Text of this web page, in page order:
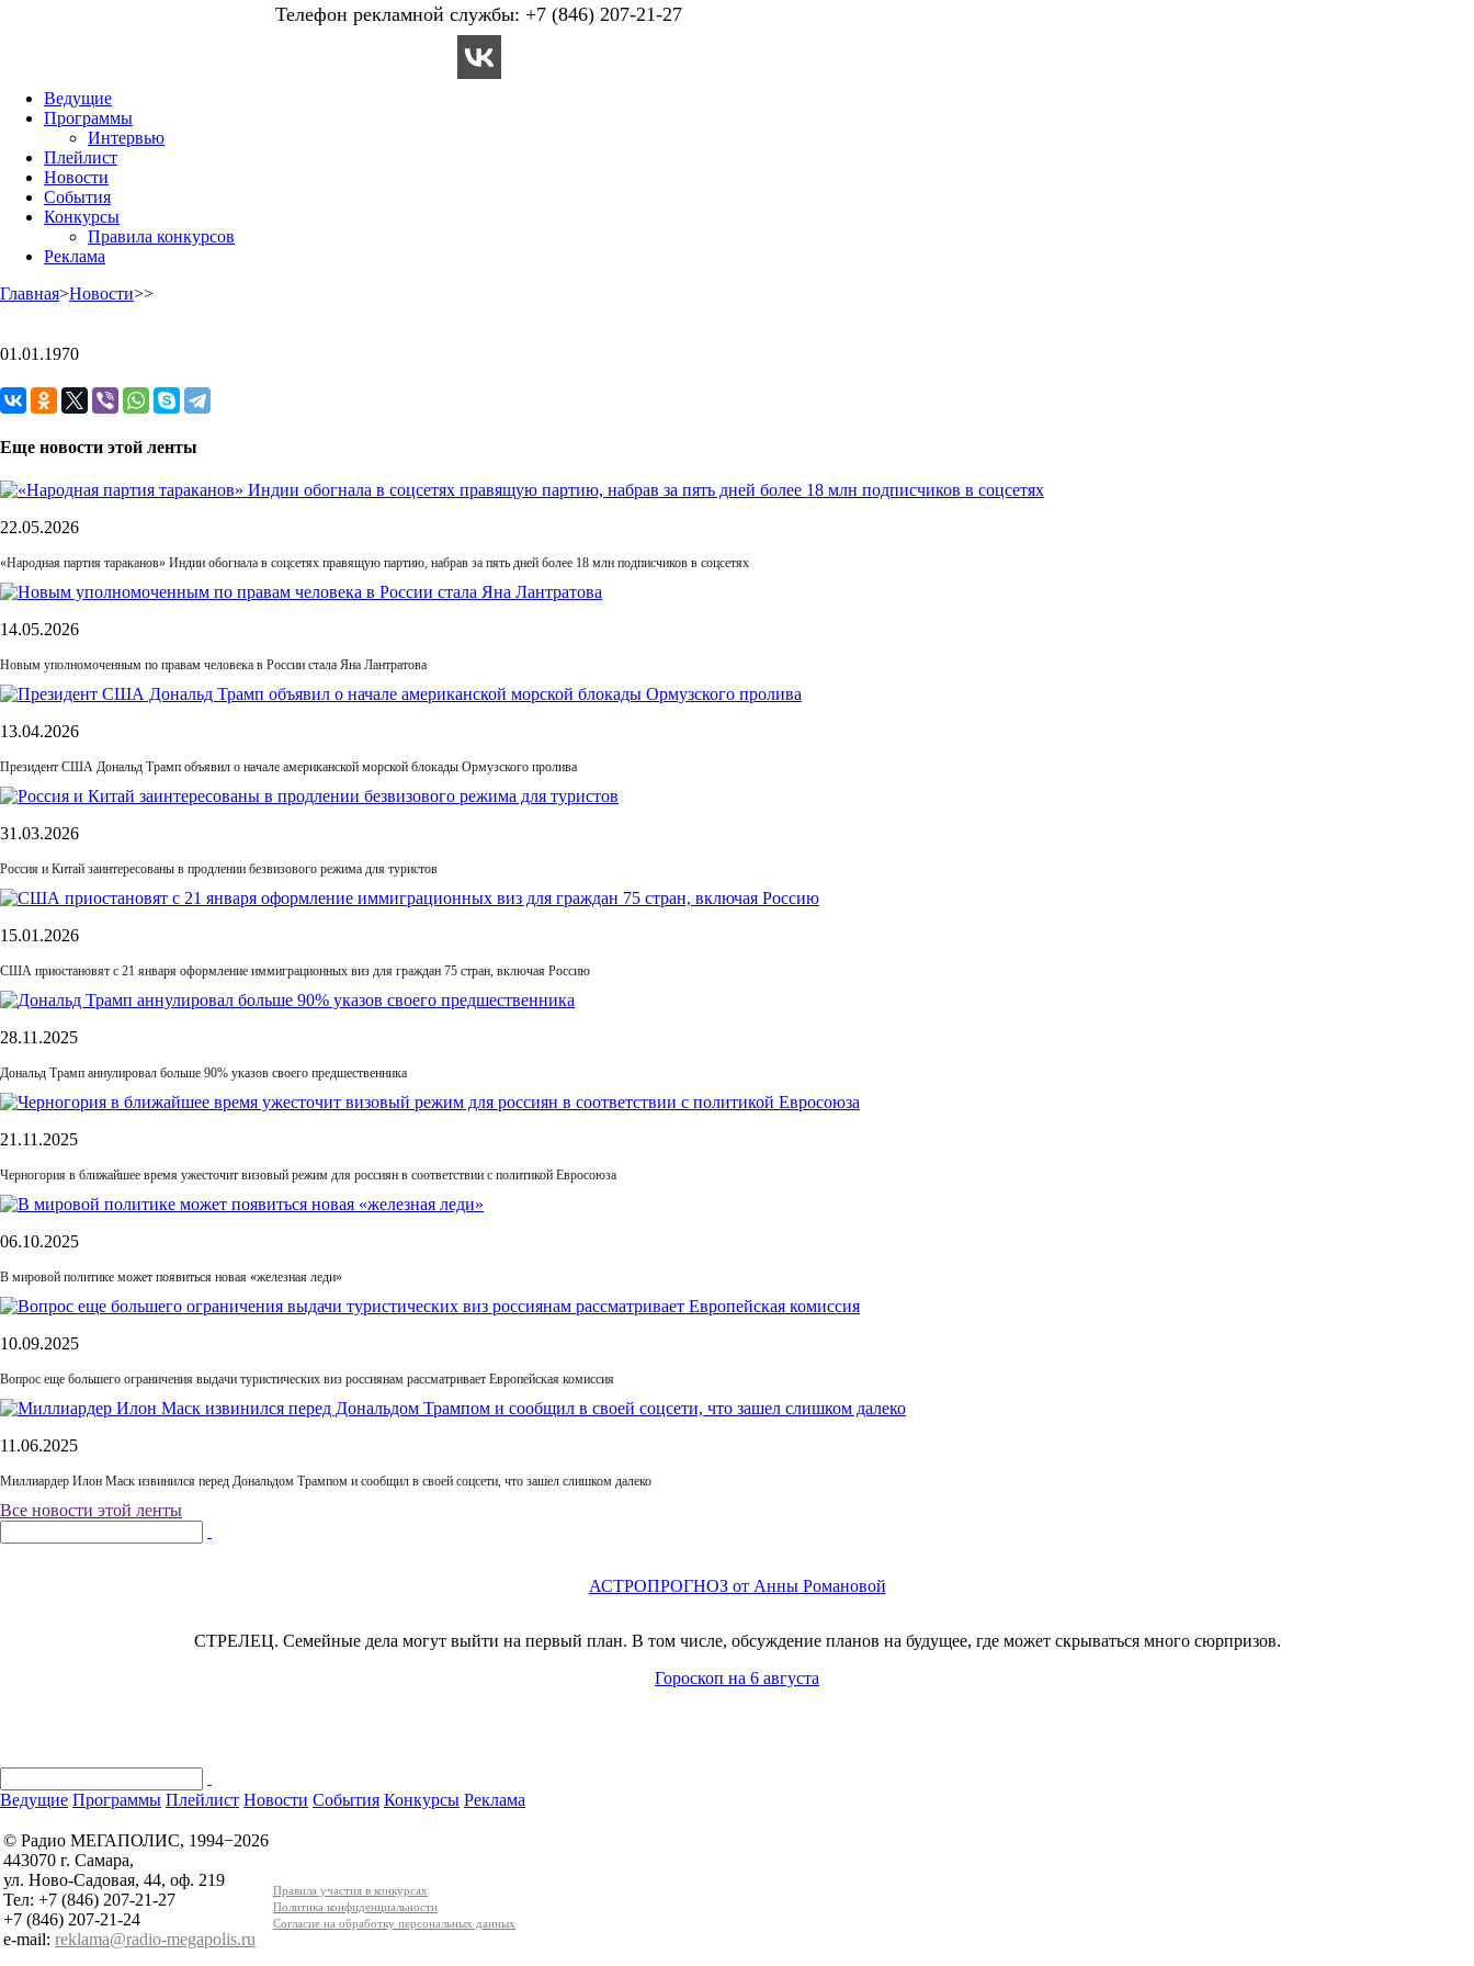
Телефон рекламной службы: +7 (846) 207-21-27
Ведущие
Программы
Интервью
Плейлист
Новости
События
Конкурсы
Правила конкурсов
Реклама
Главная>Новости>>
01.01.1970
Еще новости этой ленты
22.05.2026
«Народная партия тараканов» Индии обогнала в соцсетях правящую партию, набрав за пять дней более 18 млн подписчиков в соцсетях
14.05.2026
Новым уполномоченным по правам человека в России стала Яна Лантратова
13.04.2026
Президент США Дональд Трамп объявил о начале американской морской блокады Ормузского пролива
31.03.2026
Россия и Китай заинтересованы в продлении безвизового режима для туристов
15.01.2026
США приостановят с 21 января оформление иммиграционных виз для граждан 75 стран, включая Россию
28.11.2025
Дональд Трамп аннулировал больше 90% указов своего предшественника
21.11.2025
Черногория в ближайшее время ужесточит визовый режим для россиян в соответствии с политикой Евросоюза
06.10.2025
В мировой политике может появиться новая «железная леди»
10.09.2025
Вопрос еще большего ограничения выдачи туристических виз россиянам рассматривает Европейская комиссия
11.06.2025
Миллиардер Илон Маск извинился перед Дональдом Трампом и сообщил в своей соцсети, что зашел слишком далеко
Все новости этой ленты
АСТРОПРОГНОЗ от Анны Романовой
СТРЕЛЕЦ. Семейные дела могут выйти на первый план. В том числе, обсуждение планов на будущее, где может скрываться много сюрпризов.
Гороскоп на 6 августа
Ведущие Программы Плейлист Новости События Конкурсы Реклама
© Радио МЕГАПОЛИС, 1994−2026
443070 г. Самара,
ул. Ново-Садовая, 44, оф. 219
Тел: +7 (846) 207-21-27
+7 (846) 207-21-24
e-mail: reklama@radio-megapolis.ru
Правила участия в конкурсах
Политика конфиденциальности
Согласие на обработку персональных данных